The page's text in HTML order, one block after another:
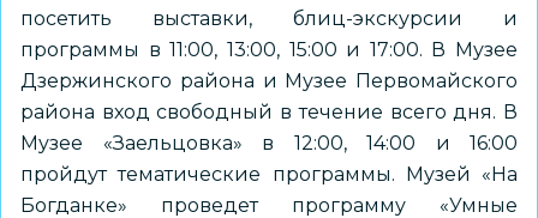
посетить выставки, блиц-экскурсии и
программы в 11:00, 13:00, 15:00 и 17:00. В Музее
Дзержинского района и Музее Первомайского
района вход свободный в течение всего дня. В
Музее «Заельцовка» в 12:00, 14:00 и 16:00
пройдут тематические программы. Музей «На
Богданке» проведет программу «Умные